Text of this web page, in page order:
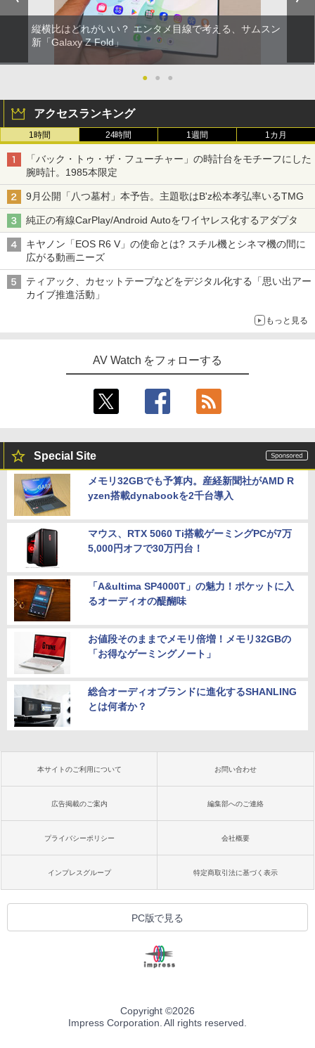
縦横比はどれがいい？ エンタメ目線で考える、サムスン
新「Galaxy Z Fold」
● ● ●
アクセスランキング
1時間 24時間 1週間 1カ月
「バック・トゥ・ザ・フューチャー」の時計台をモチーフにした
腕時計。1985本限定
9月公開「八つ墓村」本予告。主題歌はB'z松本孝弘率いるTMG
純正の有線CarPlay/Android Autoをワイヤレス化するアダプタ
キヤノン「EOS R6 V」の使命とは? スチル機とシネマ機の間に
広がる動画ニーズ
ティアック、カセットテープなどをデジタル化する「思い出アー
カイブ推進活動」
もっと見る
AV Watch をフォローする
Special Site
メモリ32GBでも予算内。産経新聞社がAMD R
yzen搭載dynabookを2千台導入
マウス、RTX 5060 Ti搭載ゲーミングPCが7万
5,000円オフで30万円台！
「A&ultima SP4000T」の魅力！ポケットに入
るオーディオの醍醐味
お値段そのままでメモリ倍増！メモリ32GBの
「お得なゲーミングノート」
総合オーディオブランドに進化するSHANLING
とは何者か？
本サイトのご利用について お問い合わせ
広告掲載のご案内 編集部へのご連絡
プライバシーポリシー 会社概要
インプレスグループ 特定商取引法に基づく表示
PC版で見る
Copyright ©2026
Impress Corporation. All rights reserved.